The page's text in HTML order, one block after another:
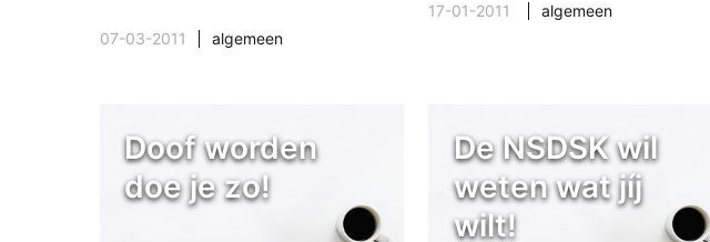
07-03-2011 algemeen
17-01-2011 algemeen
Doof worden
doe je zo!
De NSDSK wil
weten wat jíj
wilt!